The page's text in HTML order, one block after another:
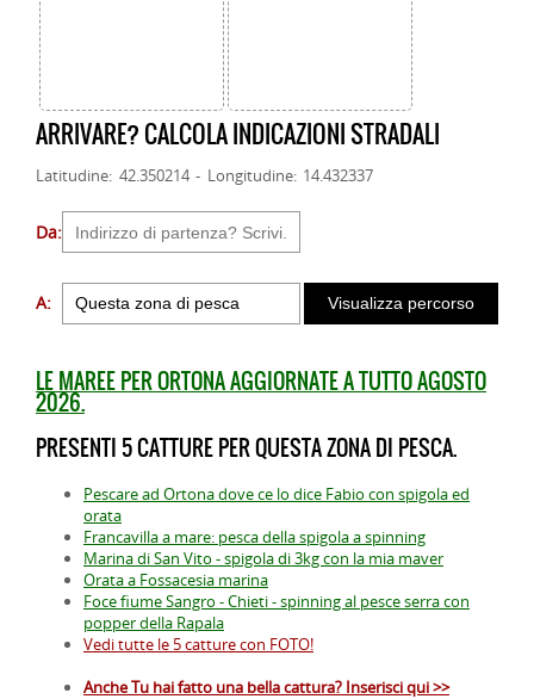
ARRIVARE? CALCOLA INDICAZIONI STRADALI
Latitudine: 42.350214 - Longitudine: 14.432337
Da:
A:
LE MAREE PER ORTONA AGGIORNATE A TUTTO AGOSTO
2026.
PRESENTI 5 CATTURE PER QUESTA ZONA DI PESCA.
Pescare ad Ortona dove ce lo dice Fabio con spigola ed
orata
Francavilla a mare: pesca della spigola a spinning
Marina di San Vito - spigola di 3kg con la mia maver
Orata a Fossacesia marina
Foce fiume Sangro - Chieti - spinning al pesce serra con
popper della Rapala
Vedi tutte le 5 catture con FOTO!
Anche Tu hai fatto una bella cattura? Inserisci qui >>